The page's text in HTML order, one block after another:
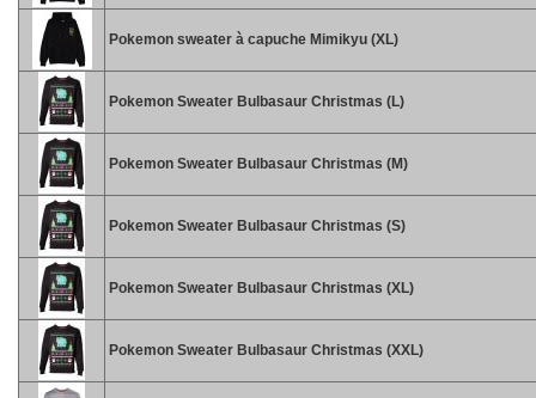
Pokemon sweater à capuche Mimikyu (XL)
Pokemon Sweater Bulbasaur Christmas (L)
Pokemon Sweater Bulbasaur Christmas (M)
Pokemon Sweater Bulbasaur Christmas (S)
Pokemon Sweater Bulbasaur Christmas (XL)
Pokemon Sweater Bulbasaur Christmas (XXL)